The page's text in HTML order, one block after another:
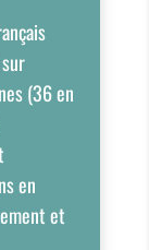
(36 en
en
et